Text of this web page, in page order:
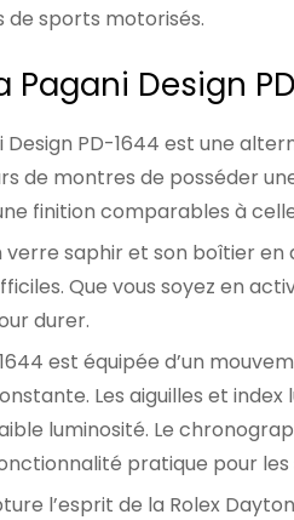
sports motorisés.
Pagani Design
Design PD-1644 est une
de montres de posséder
finition comparables à
verre saphir et son boîtier
Que vous soyez en
durer.
est équipée d’un
Les aiguilles et
luminosité. Le
pratique pour les
l’esprit de la Rolex